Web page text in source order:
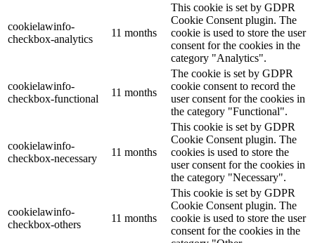
cookielawinfo-
checkbox-analytics
11 months
This cookie is set by GDPR
Cookie Consent plugin. The
cookie is used to store the user
consent for the cookies in the
category "Analytics".
cookielawinfo-
checkbox-functional
11 months
The cookie is set by GDPR
cookie consent to record the
user consent for the cookies in
the category "Functional".
cookielawinfo-
checkbox-necessary
11 months
This cookie is set by GDPR
Cookie Consent plugin. The
cookies is used to store the
user consent for the cookies in
the category "Necessary".
cookielawinfo-
checkbox-others
11 months
This cookie is set by GDPR
Cookie Consent plugin. The
cookie is used to store the user
consent for the cookies in the